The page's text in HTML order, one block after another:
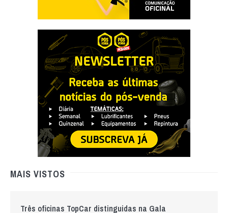
MAIS VISTOS
Três oficinas TopCar distinguidas na Gala